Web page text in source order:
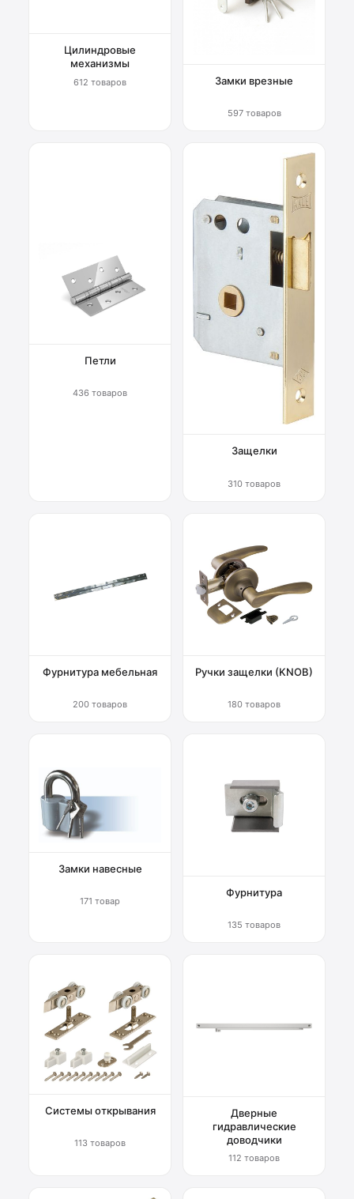
Цилиндровые
механизмы
612 товаров Замки врезные
597 товаров
Петли
436 товаров
Защелки
310 товаров
Фурнитура мебельная
200 товаров
Ручки защелки (KNOB)
180 товаров
Замки навесные
171 товар
Фурнитура
135 товаров
Системы открывания
113 товаров
Дверные
гидравлические
доводчики
112 товаров